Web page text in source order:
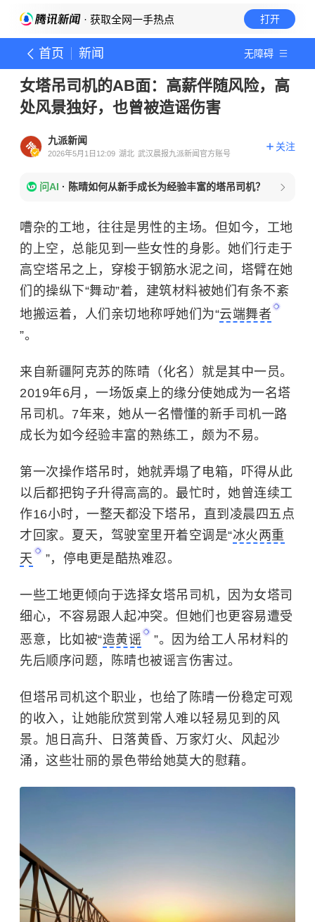
· 获取全网一手热点 打开
首页 新闻 无障碍
女塔吊司机的AB面：高薪伴随风险，高
处风景独好，也曾被造谣伤害
九派新闻
2026年5月1日12:09 湖北 武汉晨报九派新闻官方账号
关注
问AI · 陈晴如何从新手成长为经验丰富的塔吊司机？
嘈杂的工地，往往是男性的主场。但如今，工地
的上空，总能见到一些女性的身影。她们行走于
高空塔吊之上，穿梭于钢筋水泥之间，塔臂在她
们的操纵下“舞动”着，建筑材料被她们有条不紊
地搬运着，人们亲切地称呼她们为“云端舞者
”。
来自新疆阿克苏的陈晴（化名）就是其中一员。
2019年6月，一场饭桌上的缘分使她成为一名塔
吊司机。7年来，她从一名懵懂的新手司机一路
成长为如今经验丰富的熟练工，颇为不易。
第一次操作塔吊时，她就弄塌了电箱，吓得从此
以后都把钩子升得高高的。最忙时，她曾连续工
作16小时，一整天都没下塔吊，直到凌晨四五点
才回家。夏天，驾驶室里开着空调是“冰火两重
天
”，停电更是酷热难忍。
一些工地更倾向于选择女塔吊司机，因为女塔司
细心，不容易跟人起冲突。但她们也更容易遭受
恶意，比如被“造黄谣
”。因为给工人吊材料的
先后顺序问题，陈晴也被谣言伤害过。
但塔吊司机这个职业，也给了陈晴一份稳定可观
的收入，让她能欣赏到常人难以轻易见到的风
景。旭日高升、日落黄昏、万家灯火、风起沙
涌，这些壮丽的景色带给她莫大的慰藉。